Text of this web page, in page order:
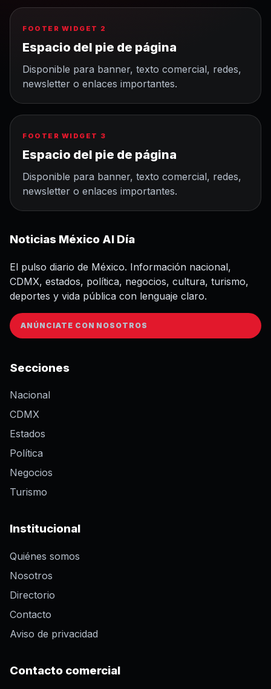
FOOTER WIDGET 2
Espacio del pie de página
Disponible para banner, texto comercial, redes,
newsletter o enlaces importantes.
FOOTER WIDGET 3
Espacio del pie de página
Disponible para banner, texto comercial, redes,
newsletter o enlaces importantes.
Noticias México Al Día
El pulso diario de México. Información nacional,
CDMX, estados, política, negocios, cultura, turismo,
deportes y vida pública con lenguaje claro.
ANÚNCIATE CON NOSOTROS
Secciones
Nacional
CDMX
Estados
Política
Negocios
Turismo
Institucional
Quiénes somos
Nosotros
Directorio
Contacto
Aviso de privacidad
Contacto comercial